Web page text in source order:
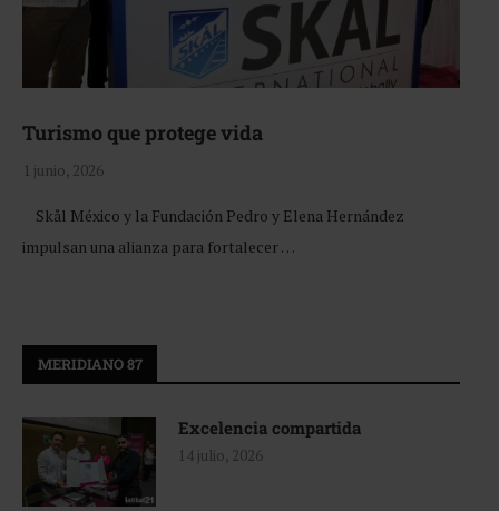
Turismo que protege vida
1 junio, 2026
Skål México y la Fundación Pedro y Elena Hernández
impulsan una alianza para fortalecer …
MERIDIANO 87
Excelencia compartida
14 julio, 2026